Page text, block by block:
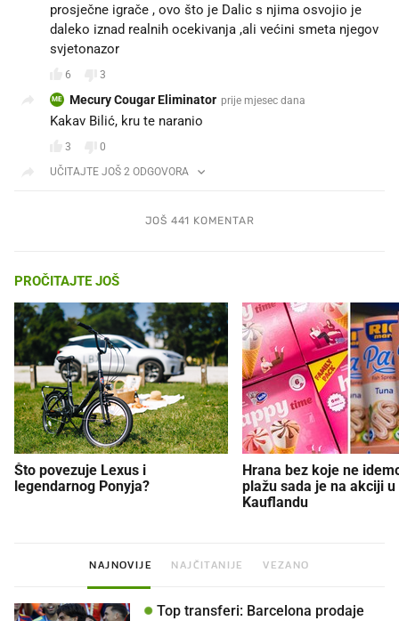
prosječne igrače , ovo što je Dalic s njima osvojio je
daleko iznad realnih ocekivanja ,ali većini smeta njegov
svjetonazor
6 3
ME Mecury Cougar Eliminator prije mjesec dana
Kakav Bilić, kru te naranio
3
0
UČITAJTE JOŠ 2 ODGOVORA
JOŠ 441 KOMENTAR
PROČITAJTE JOŠ
Što povezuje Lexus i
legendarnog Ponyja?
Hrana bez koje ne
plažu sada je na akciji u
Kauflandu
NAJNOVIJE NAJČITANIJE VEZANO
Top transferi: Barcelona prodaje